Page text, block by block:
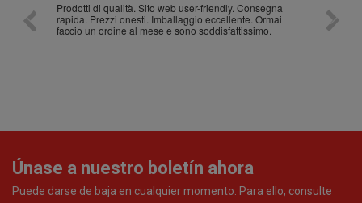
Prodotti di qualità. Sito web user-friendly. Consegna
rapida. Prezzi onesti. Imballaggio eccellente. Ormai
faccio un ordine al mese e sono soddisfattissimo.
10/10
Únase a nuestro boletín ahora
Puede darse de baja en cualquier momento. Para ello, consulte